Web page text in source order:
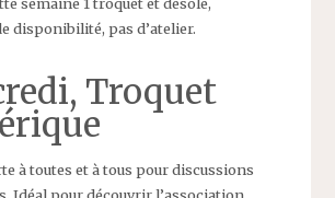
disponibilité, pas d’atelier.
Troquet
à toutes et à tous pour discussions